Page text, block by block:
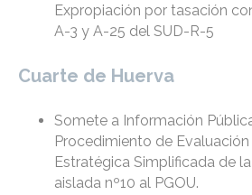
Expropiación por tasación
A-3 y A-25 del SUD-R-5
Cuarte de Huerva
Somete a Información
Procedimiento de
Estratégica Simplificada de
aislada nº10 al PGOU.